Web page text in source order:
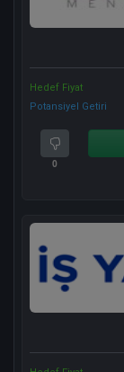
Hedef Fiyat
Potansiyel Getiri
0